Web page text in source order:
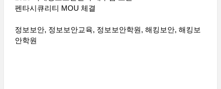
펜타시큐리티 MOU 체결
정보보안, 정보보안교육, 정보보안학원, 해킹보안, 해킹보
안학원